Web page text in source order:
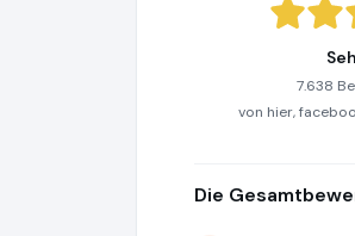
7.638
von hier,
Die